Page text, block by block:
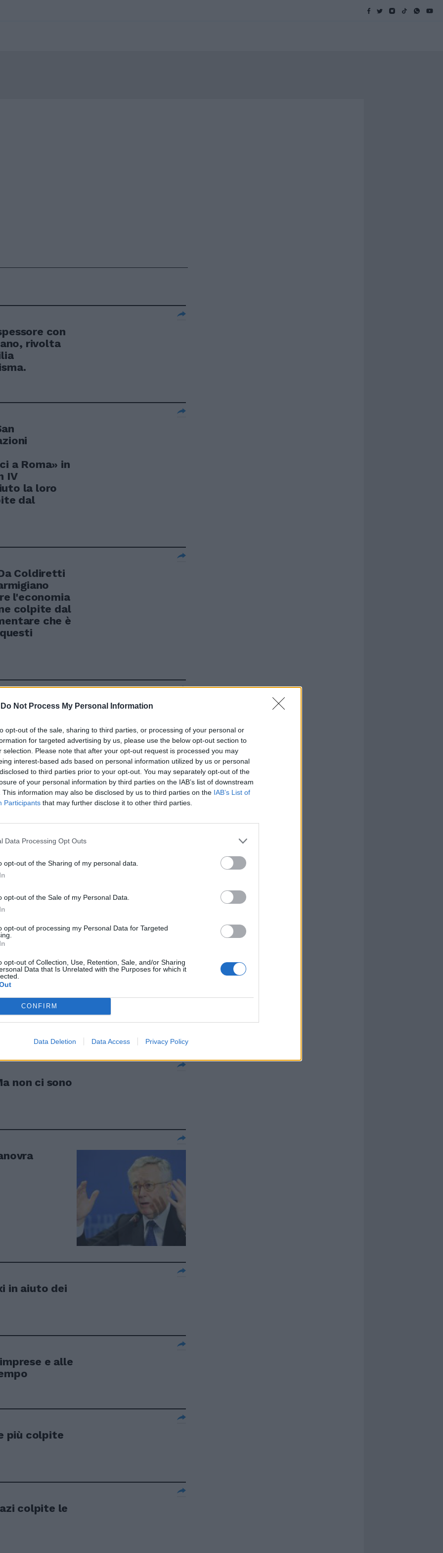
Do Not Process My Personal Information
opt-out of the sale, sharing to third parties, or processing of your personal or
for targeted advertising by us, please use the below opt-out section to
selection. Please note that after your opt-out request is processed you may
interest-based ads based on personal information utilized by us or personal
to third parties prior to your opt-out. You may separately opt-out of the
of your personal information by third parties on the IAB’s list of downstream
This information may also be disclosed by us to third parties on the IAB’s List of
Participants that may further disclose it to other third parties.
Data Processing Opt Outs
opt-out of the Sharing of my personal data.
opt-out of the Sale of my Personal Data.
opt-out of processing my Personal Data for Targeted
opt-out of Collection, Use, Retention, Sale, and/or Sharing
Data that Is Unrelated with the Purposes for which it
CONFIRM
Data Deletion Data Access Privacy Policy
con
rivolta
a Roma» in
IV
la loro
dal
Coldiretti
l'economia
colpite dal
che è
colpite.
rifiuti
tutela e
comuni,
palme
e messa
un milione
del 20
colpite
non ci sono
in aiuto dei
e alle
più colpite
colpite le